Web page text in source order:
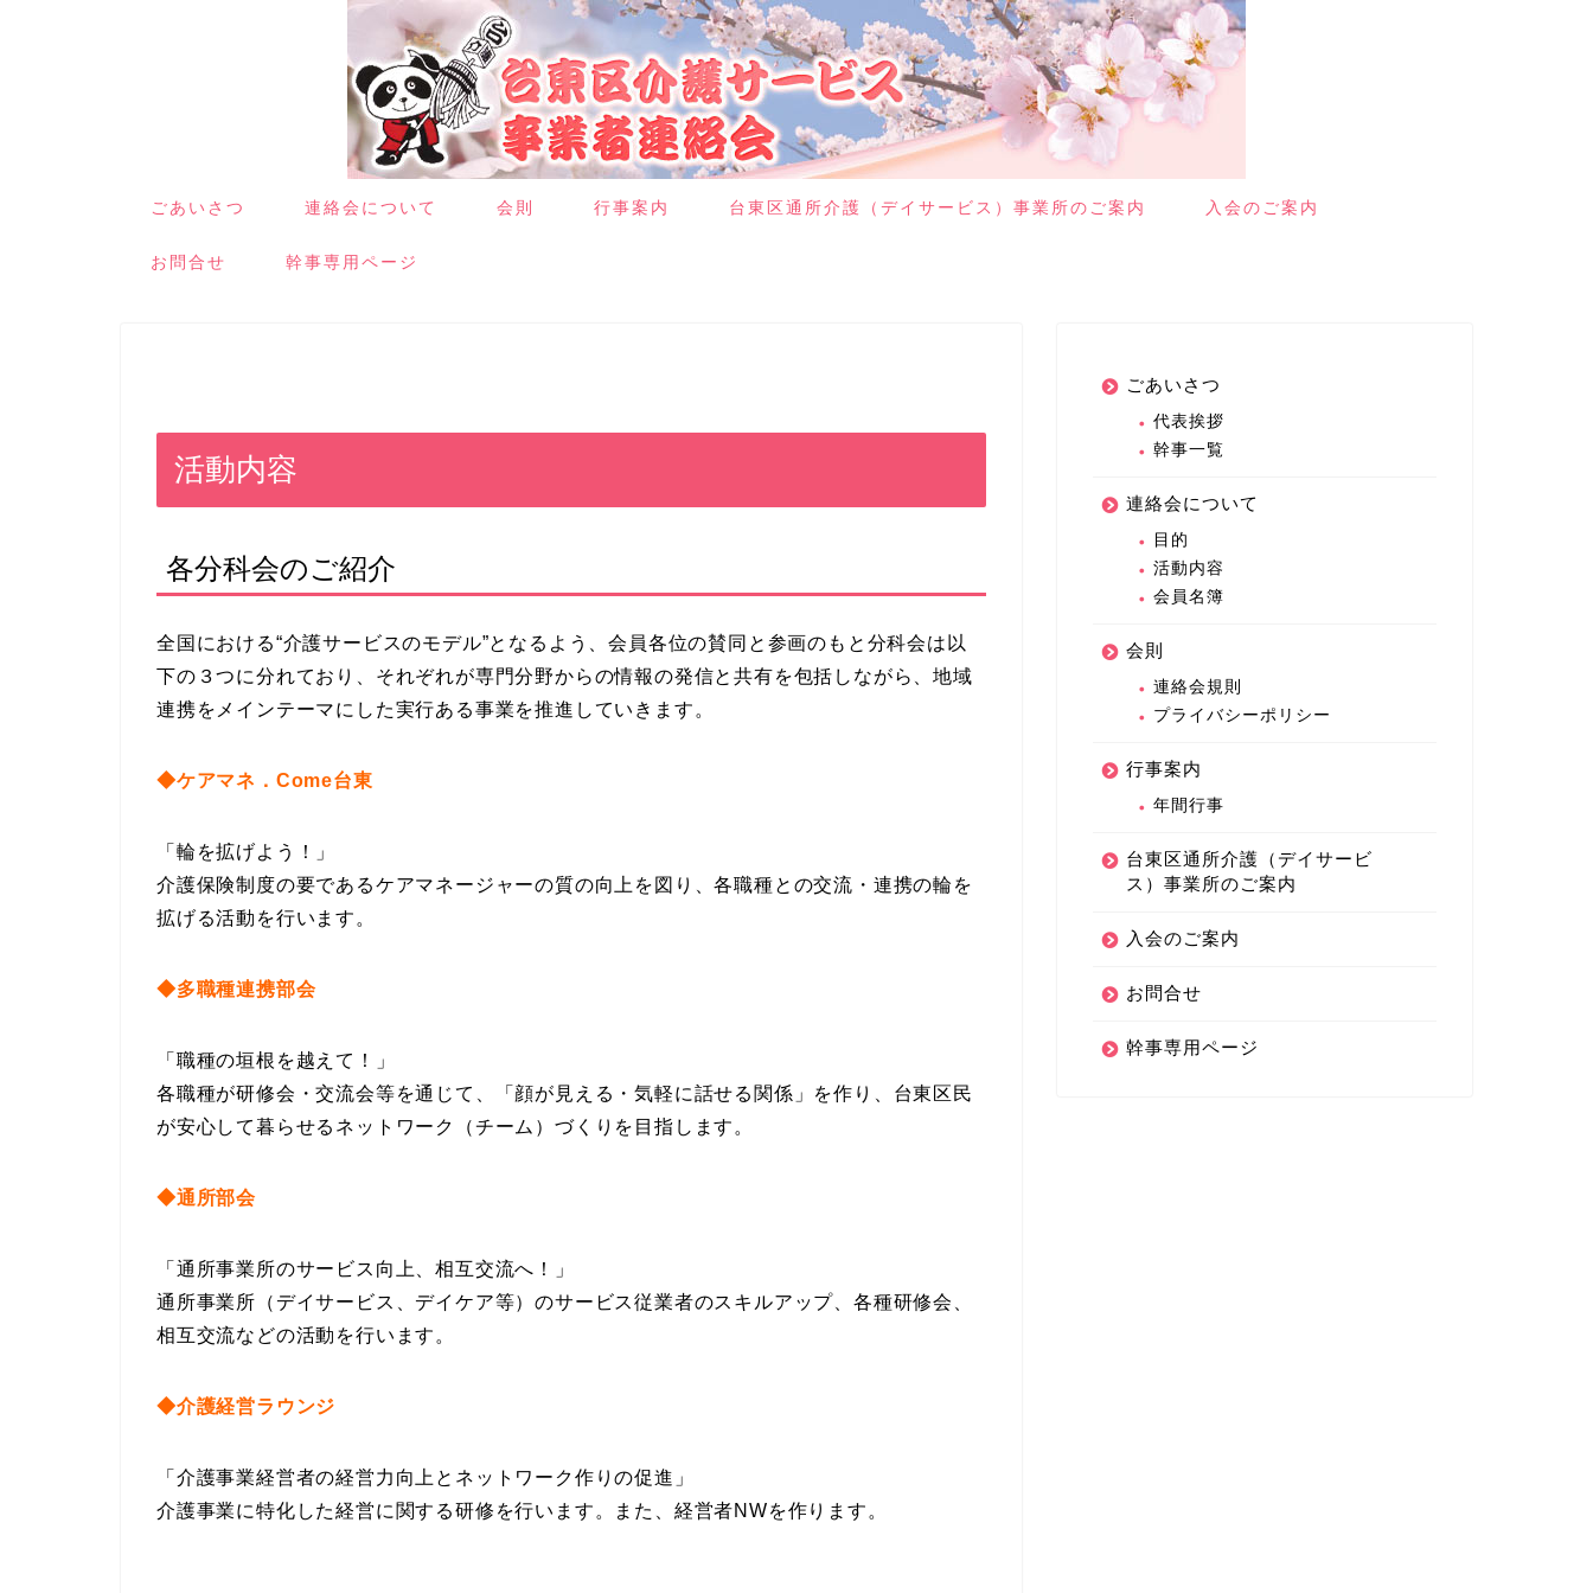
ごあいさつ 連絡会について 会則 行事案内 台東区通所介護（デイサービス）事業所のご案内 入会のご案内
お問合せ 幹事専用ページ
活動内容
各分科会のご紹介
全国における“介護サービスのモデル”となるよう、会員各位の賛同と参画のもと分科会は以
下の３つに分れており、それぞれが専門分野からの情報の発信と共有を包括しながら、地域
連携をメインテーマにした実行ある事業を推進していきます。
◆ケアマネ．Come台東
「輪を拡げよう！」
介護保険制度の要であるケアマネージャーの質の向上を図り、各職種との交流・連携の輪を
拡げる活動を行います。
◆多職種連携部会
「職種の垣根を越えて！」
各職種が研修会・交流会等を通じて、「顔が見える・気軽に話せる関係」を作り、台東区民
が安心して暮らせるネットワーク（チーム）づくりを目指します。
◆通所部会
「通所事業所のサービス向上、相互交流へ！」
通所事業所（デイサービス、デイケア等）のサービス従業者のスキルアップ、各種研修会、
相互交流などの活動を行います。
◆介護経営ラウンジ
「介護事業経営者の経営力向上とネットワーク作りの促進」
介護事業に特化した経営に関する研修を行います。また、経営者NWを作ります。
ごあいさつ
代表挨拶
幹事一覧
連絡会について
目的
活動内容
会員名簿
会則
連絡会規則
プライバシーポリシー
行事案内
年間行事
台東区通所介護（デイサービ
ス）事業所のご案内
入会のご案内
お問合せ
幹事専用ページ